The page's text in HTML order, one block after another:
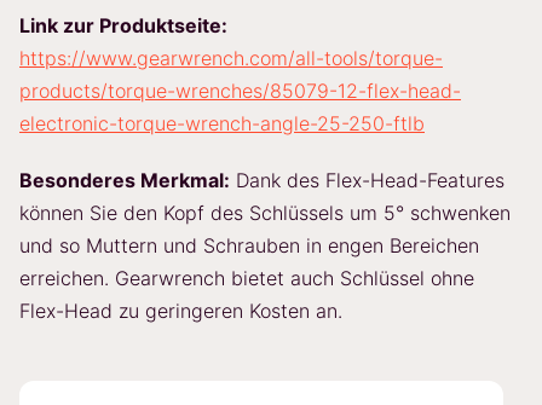
Link zur Produktseite:
https://www.gearwrench.com/all-tools/torque-
products/torque-wrenches/85079-12-flex-head-
electronic-torque-wrench-angle-25-250-ftlb
Besonderes Merkmal: Dank des Flex-Head-Features
können Sie den Kopf des Schlüssels um 5° schwenken
und so Muttern und Schrauben in engen Bereichen
erreichen. Gearwrench bietet auch Schlüssel ohne
Flex-Head zu geringeren Kosten an.